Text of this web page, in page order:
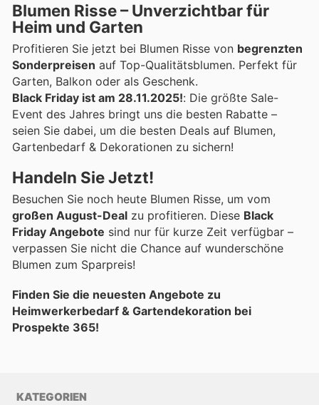
Blumen Risse – Unverzichtbar für
Heim und Garten
Profitieren Sie jetzt bei Blumen Risse von begrenzten
Sonderpreisen auf Top-Qualitätsblumen. Perfekt für
Garten, Balkon oder als Geschenk.
Black Friday ist am 28.11.2025!: Die größte Sale-
Event des Jahres bringt uns die besten Rabatte –
seien Sie dabei, um die besten Deals auf Blumen,
Gartenbedarf & Dekorationen zu sichern!
Handeln Sie Jetzt!
Besuchen Sie noch heute Blumen Risse, um vom
großen August-Deal zu profitieren. Diese Black
Friday Angebote sind nur für kurze Zeit verfügbar –
verpassen Sie nicht die Chance auf wunderschöne
Blumen zum Sparpreis!
Finden Sie die neuesten Angebote zu
Heimwerkerbedarf & Gartendekoration bei
Prospekte 365!
KATEGORIEN